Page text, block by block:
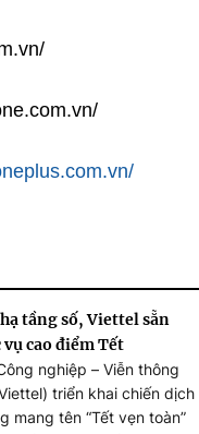
thuộc Bộ Khoa Học và
tầng số, Viettel sẵn
vụ cao điểm Tết
nghiệp – Viễn thông
triển khai chiến dịch
mang tên “Tết vẹn toàn”